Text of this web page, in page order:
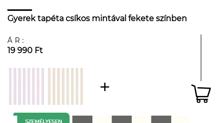
Gyerek tapéta csíkos mintával fekete színben
ÁR:
19 990 Ft